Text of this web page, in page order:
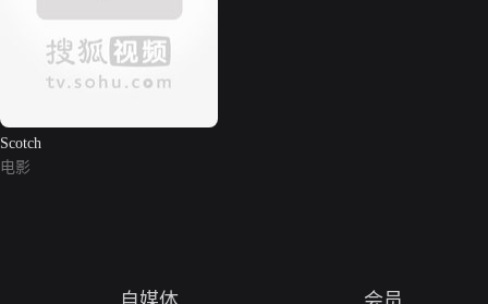
Scotch
电影